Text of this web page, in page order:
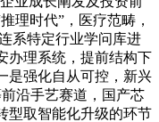
理时代”，医疗范畴，
系特定行业学问库进
办理系统，提前结构下
是强化自从可控，新兴
沿手艺赛道，国产芯
型取智能化升级的环节